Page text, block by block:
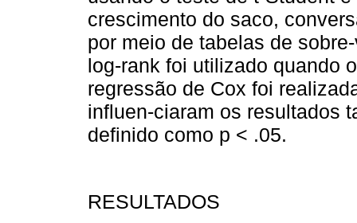
crescimento do saco,
por meio de tabelas de
log-rank foi utilizado quando
regressão de Cox foi
influen-ciaram os resultados
definido como p < .05.
RESULTADOS